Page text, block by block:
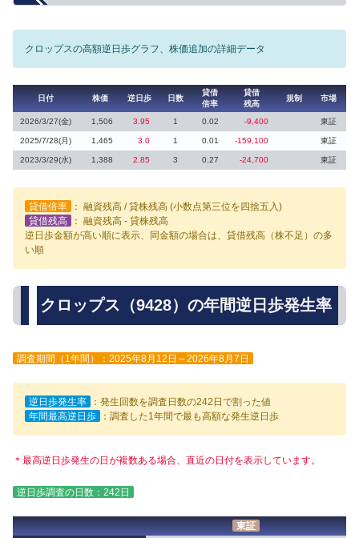
クロップスの高額逆日歩グラフ、株価追加の詳細データ
日付 株価 逆日歩 日数
貸借
倍率
貸借
残高
規制 市場
2026/3/27(金) 1,506 3.95 1 0.02 -9,400 東証
2025/7/28(月) 1,465 3.0 1 0.01 -159,100 東証
2023/3/29(水) 1,388 2.85 3 0.27 -24,700 東証
貸借倍率
： 融資残高 / 貸株残高 (小数点第三位を四捨五入)
貸借残高
： 融資残高 - 貸株残高
逆日歩金額が高い順に表示、同金額の場合は、貸借残高（株不足）の多
い順
クロップス（9428）の年間逆日歩発生率
調査期間（1年間）：2025年8月12日～2026年8月7日
逆日歩発生率
：発生回数を調査日数の242日で割った値
年間最高逆日歩
：調査した1年間で最も高額な発生逆日歩
＊最高逆日歩発生の日が複数ある場合、直近の日付を表示しています。
逆日歩調査の日数：242日
東証